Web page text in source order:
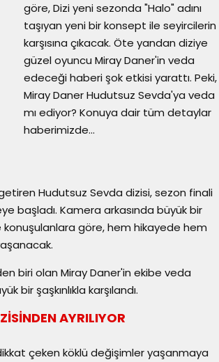
göre, Dizi yeni sezonda "Halo" adını
taşıyan yeni bir konsept ile seyircilerin
karşısına çıkacak. Öte yandan diziye
güzel oyuncu Miray Daner'in veda
edeceği haberi şok etkisi yarattı. Peki,
Miray Daner Hudutsuz Sevda'ya veda
mı ediyor? Konuya dair tüm detaylar
haberimizde...
Hudutsuz Sevda dizisi, sezon finali
başladı. Kamera arkasında büyük bir
konuşulanlara göre, hem hikayede hem
biri olan Miray Daner'in ekibe veda
bir şaşkınlıkla karşılandı.
AYRILIYOR
çeken köklü değişimler yaşanmaya